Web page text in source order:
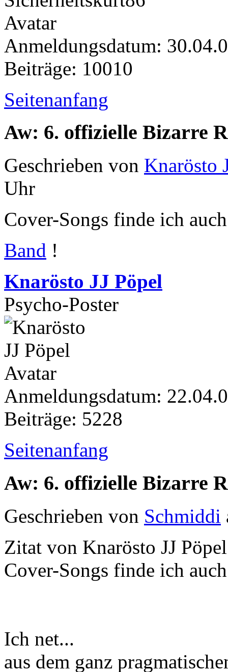
Anmeldungsdatum:
Beiträge: 10010
Seitenanfang
Aw: 6. offizielle Bizarre
Geschrieben von Knarösto
Uhr
Cover-Songs finde ich
Band !
Knarösto JJ Pöpel
Psycho-Poster
Anmeldungsdatum:
Beiträge: 5228
Seitenanfang
Aw: 6. offizielle Bizarre
Geschrieben von Schmiddi
Zitat von Knarösto JJ
Cover-Songs finde ich
Ich net...
aus dem ganz